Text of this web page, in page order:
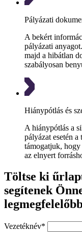
Pályázati
A bekért
pályázati
majd a hibátlan
szabályosan
Hiánypótlás és
A hiánypótlás a
pályázat esetén a
támogatjuk, hogy
az elnyert
Töltse ki
segítenek
Vezetéknév*